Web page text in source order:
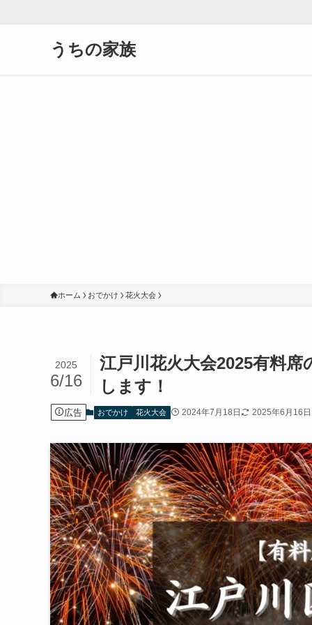
うちの家族
ホーム おでかけ 花火大会
江戸川花火大会2025有料
します！
2025
6/16
広告 おでかけ 花火大会 2024年7月18日 2025年6月16日